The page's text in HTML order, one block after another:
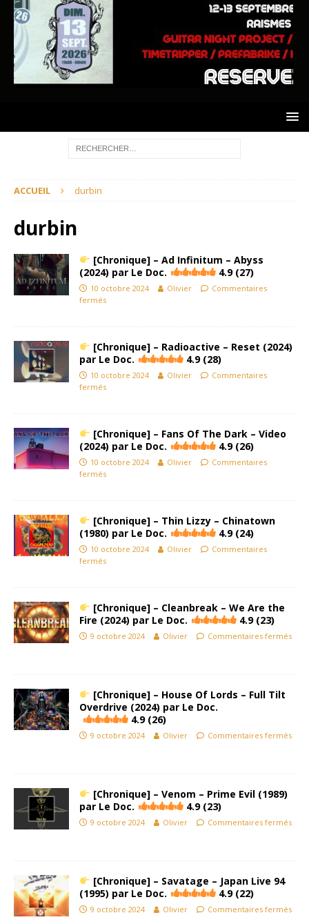
ACCUEIL durbin
durbin
[Chronique] – Ad Infinitum – Abyss
(2024) par Le Doc.
4.9 (27)
10 octobre 2024 Olivier
Commentaires
fermés
[Chronique] – Radioactive – Reset (2024)
par Le Doc.
4.9 (28)
10 octobre 2024 Olivier
Commentaires
fermés
[Chronique] – Fans Of The Dark – Video
(2024) par Le Doc.
4.9 (26)
10 octobre 2024 Olivier
Commentaires
fermés
[Chronique] – Thin Lizzy – Chinatown
(1980) par Le Doc.
4.9 (24)
10 octobre 2024 Olivier
Commentaires
fermés
[Chronique] – Cleanbreak – We Are the
Fire (2024) par Le Doc.
4.9 (23)
9 octobre 2024 Olivier Commentaires fermés
[Chronique] – House Of Lords – Full Tilt
Overdrive (2024) par Le Doc.
4.9 (26)
9 octobre 2024 Olivier Commentaires fermés
[Chronique] – Venom – Prime Evil (1989)
par Le Doc.
4.9 (23)
9 octobre 2024 Olivier Commentaires fermés
[Chronique] – Savatage – Japan Live 94
(1995) par Le Doc.
4.9 (22)
9 octobre 2024 Olivier Commentaires fermés